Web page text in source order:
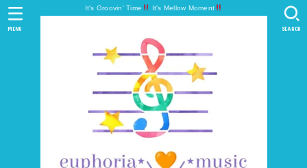
It's Groovin' Time It's Mellow Moment
SEARCH
MENU